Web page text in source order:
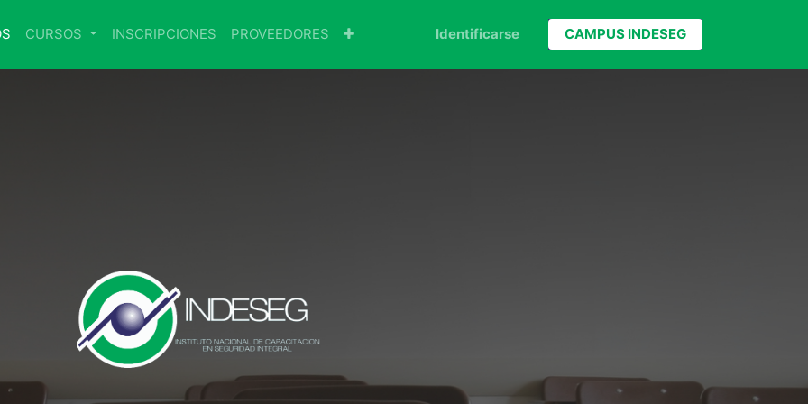
CURSOS INSCRIPCIONES PROVEEDORES Identificarse CAMPUS INDESEG